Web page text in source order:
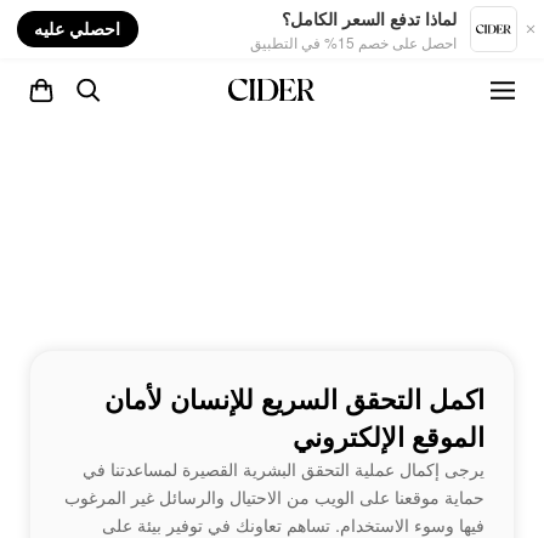
لماذا تدفع السعر الكامل؟
احصل على خصم 15% في التطبيق
احصلي عليه
اكمل التحقق السريع للإنسان لأمان
الموقع الإلكتروني
يرجى إكمال عملية التحقق البشرية القصيرة لمساعدتنا في
حماية موقعنا على الويب من الاحتيال والرسائل غير المرغوب
فيها وسوء الاستخدام. تساهم تعاونك في توفير بيئة على